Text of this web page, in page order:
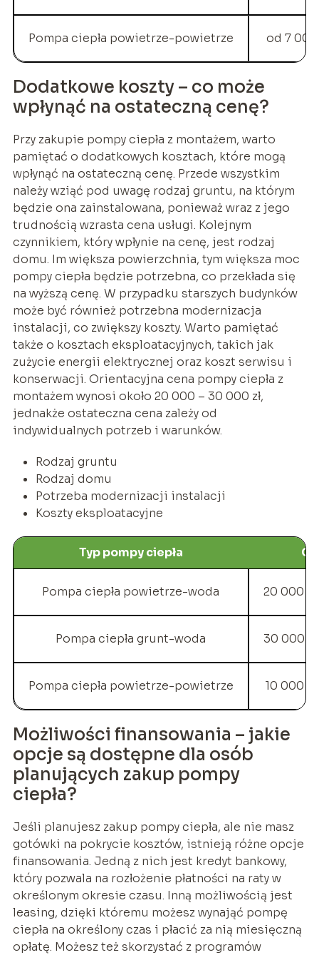
Pompa ciepła powietrze-powietrze od 7 000
Dodatkowe koszty – co może
wpłynąć na ostateczną cenę?
Przy zakupie pompy ciepła z montażem, warto
pamiętać o dodatkowych kosztach, które mogą
wpłynąć na ostateczną cenę. Przede wszystkim
należy wziąć pod uwagę rodzaj gruntu, na którym
będzie ona zainstalowana, ponieważ wraz z jego
trudnością wzrasta cena usługi. Kolejnym
czynnikiem, który wpłynie na cenę, jest rodzaj
domu. Im większa powierzchnia, tym większa moc
pompy ciepła będzie potrzebna, co przekłada się
na wyższą cenę. W przypadku starszych budynków
może być również potrzebna modernizacja
instalacji, co zwiększy koszty. Warto pamiętać
także o kosztach eksploatacyjnych, takich jak
zużycie energii elektrycznej oraz koszt serwisu i
konserwacji. Orientacyjna cena pompy ciepła z
montażem wynosi około 20 000 – 30 000 zł,
jednakże ostateczna cena zależy od
indywidualnych potrzeb i warunków.
Rodzaj gruntu
Rodzaj domu
Potrzeba modernizacji instalacji
Koszty eksploatacyjne
Typ pompy ciepła
Pompa ciepła powietrze-woda 20 000 –
Pompa ciepła grunt-woda 30 000 –
Pompa ciepła powietrze-powietrze 10 000 –
Możliwości finansowania – jakie
opcje są dostępne dla osób
planujących zakup pompy
ciepła?
Jeśli planujesz zakup pompy ciepła, ale nie masz
gotówki na pokrycie kosztów, istnieją różne opcje
finansowania. Jedną z nich jest kredyt bankowy,
który pozwala na rozłożenie płatności na raty w
określonym okresie czasu. Inną możliwością jest
leasing, dzięki któremu możesz wynająć pompę
ciepła na określony czas i płacić za nią miesięczną
opłatę. Możesz też skorzystać z programów